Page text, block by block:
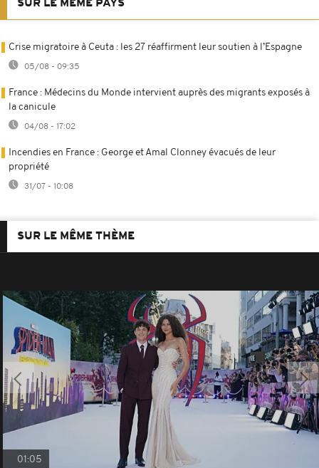
SUR LE MÊME PAYS
Crise migratoire à Ceuta : les 27 réaffirment leur soutien à l’Espagne
05/08 - 09:35
France : Médecins du Monde intervient auprès des migrants exposés à
la canicule
04/08 - 17:02
Incendies en France : George et Amal Clonney évacués de leur
propriété
31/07 - 10:08
SUR LE MÊME THÈME
01:05